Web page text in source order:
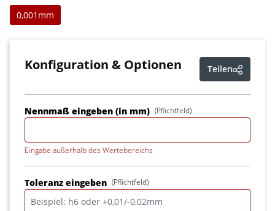
0,001mm
Konfiguration & Optionen Teilen
Nennmaß eingeben (in mm) (Pflichtfeld)
Eingabe außerhalb des Wertebereichs
Toleranz eingeben (Pflichtfeld)